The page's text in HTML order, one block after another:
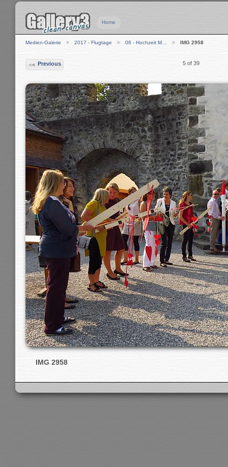
Home
Medien-Galerie 2017 - Flugtage 06 - Hochzeit M… IMG 2958
Previous 5 of 39
IMG 2958